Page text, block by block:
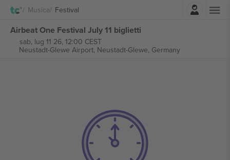
Musica Festival
Airbeat One Festival July 11 biglietti
sab, lug 11 26, 12:00 CEST
Neustadt-Glewe Airport, Neustadt-Glewe, Germany